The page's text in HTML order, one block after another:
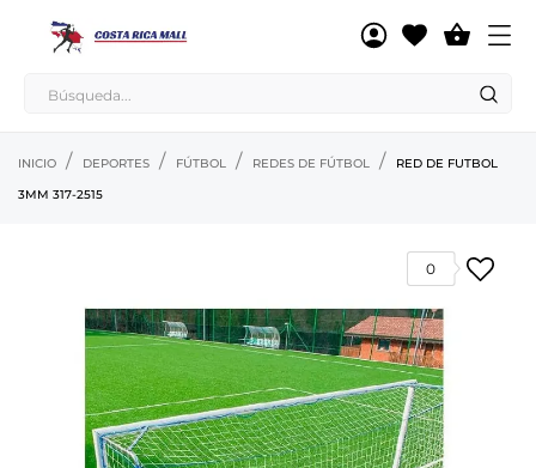

INICIO DEPORTES FÚTBOL REDES DE FÚTBOL
RED DE FUTBOL
3MM 317-2515
0